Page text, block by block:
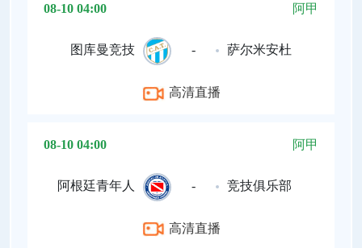
08-10 04:00 阿甲
图库曼竞技 - 萨尔米安杜
高清直播
08-10 04:00 阿甲
阿根廷青年人 - 竞技俱乐部
高清直播